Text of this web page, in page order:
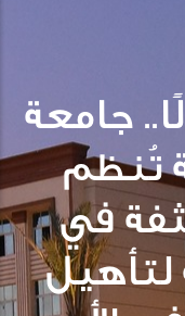
جامعة
تُنظم
في
لتأهيل